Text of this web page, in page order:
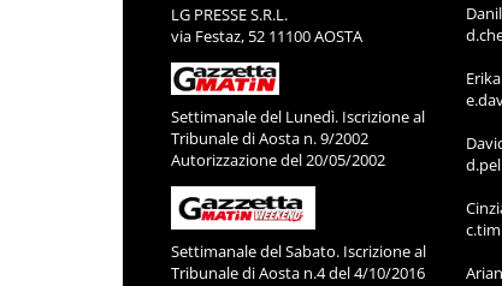
LG PRESSE S.R.L.
via Festaz, 52 11100 AOSTA
Settimanale del Lunedì. Iscrizione al
Tribunale di Aosta n. 9/2002
Autorizzazione del 20/05/2002
Settimanale del Sabato. Iscrizione al
Tribunale di Aosta n.4 del 4/10/2016